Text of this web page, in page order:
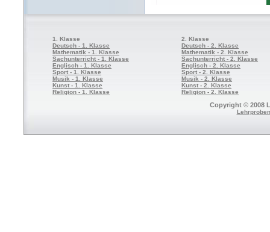
1. Klasse
Deutsch - 1. Klasse
Mathematik - 1. Klasse
Sachunterricht - 1. Klasse
Englisch - 1. Klasse
Sport - 1. Klasse
Musik - 1. Klasse
Kunst - 1. Klasse
Religion - 1. Klasse
2. Klasse
Deutsch - 2. Klasse
Mathematik - 2. Klasse
Sachunterricht - 2. Klasse
Englisch - 2. Klasse
Sport - 2. Klasse
Musik - 2. Klasse
Kunst - 2. Klasse
Religion - 2. Klasse
Copyright © 2008